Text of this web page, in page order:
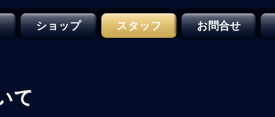
ショップ スタッフ お問合せ
て